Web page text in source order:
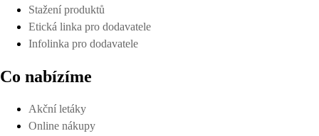
Stažení produktů
Etická linka pro dodavatele
Infolinka pro dodavatele
Co nabízíme
Akční letáky
Online nákupy